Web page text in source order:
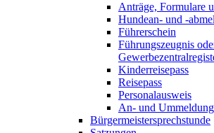
Anträge, Formulare
Hundean- und -
Führerschein
Führungszeugnis
Kinderreisepass
Reisepass
Personalausweis
An- und Ummeldung
Bürgermeistersprechstunde